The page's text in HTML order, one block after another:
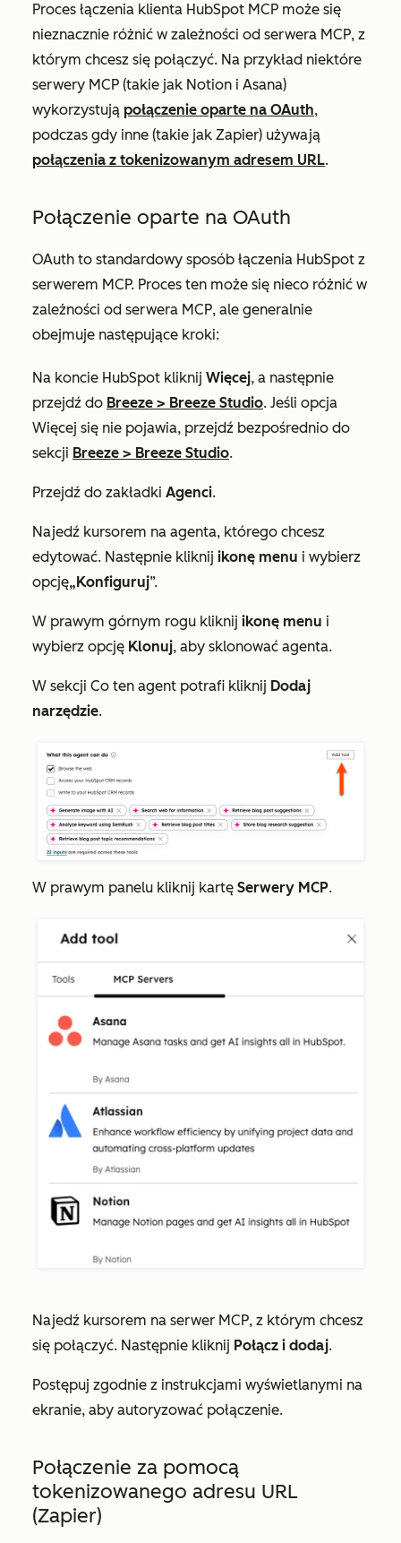
Proces łączenia klienta HubSpot MCP może się
nieznacznie różnić w zależności od serwera MCP, z
którym chcesz się połączyć. Na przykład niektóre
serwery MCP (takie jak Notion i Asana)
wykorzystują połączenie oparte na OAuth,
podczas gdy inne (takie jak Zapier) używają
połączenia z tokenizowanym adresem URL.
Połączenie oparte na OAuth
OAuth to standardowy sposób łączenia HubSpot z
serwerem MCP. Proces ten może się nieco różnić w
zależności od serwera MCP, ale generalnie
obejmuje następujące kroki:
Na koncie HubSpot kliknij Więcej, a następnie
przejdź do Breeze > Breeze Studio. Jeśli opcja
Więcej się nie pojawia, przejdź bezpośrednio do
sekcji Breeze > Breeze Studio.
Przejdź do zakładki Agenci.
Najedź kursorem na agenta, którego chcesz
edytować. Następnie kliknij ikonę menu i wybierz
opcję„Konfiguruj”.
W prawym górnym rogu kliknij ikonę menu i
wybierz opcję Klonuj, aby sklonować agenta.
W sekcji Co ten agent potrafi kliknij Dodaj
narzędzie.
W prawym panelu kliknij kartę Serwery MCP.
Najedź kursorem na serwer MCP, z którym chcesz
się połączyć. Następnie kliknij Połącz i dodaj.
Postępuj zgodnie z instrukcjami wyświetlanymi na
ekranie, aby autoryzować połączenie.
Połączenie za pomocą
tokenizowanego adresu URL
(Zapier)